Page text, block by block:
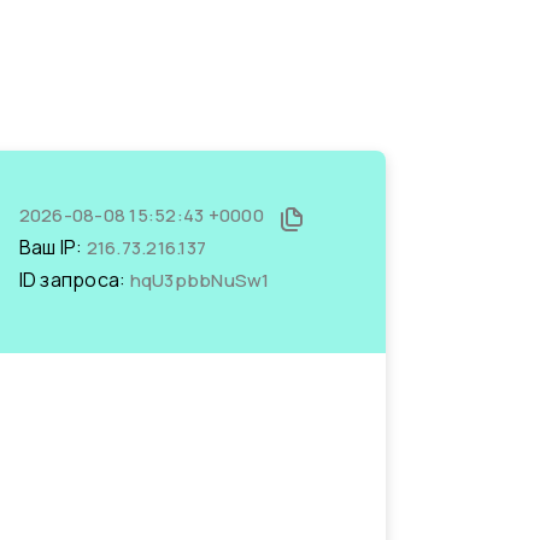
2026-08-08 15:52:43 +0000
Ваш IP: 216.73.216.137
ID запроса: hqU3pbbNuSw1